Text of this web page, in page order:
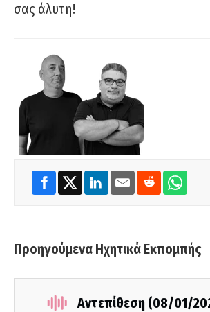
σας άλυτη!
Προηγούμενα Ηχητικά Εκπομπής
Αντεπίθεση (08/01/